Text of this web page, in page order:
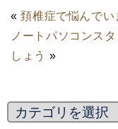
«頚椎症で悩んでい
ノートパソコンス
しょう »